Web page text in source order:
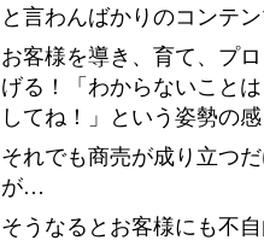
と言わんばかりのコンテ
お客様を導き、育て、プ
げる！「わからないこと
してね！」という姿勢の
それでも商売が成り立つ
が…
そうなるとお客様にも不